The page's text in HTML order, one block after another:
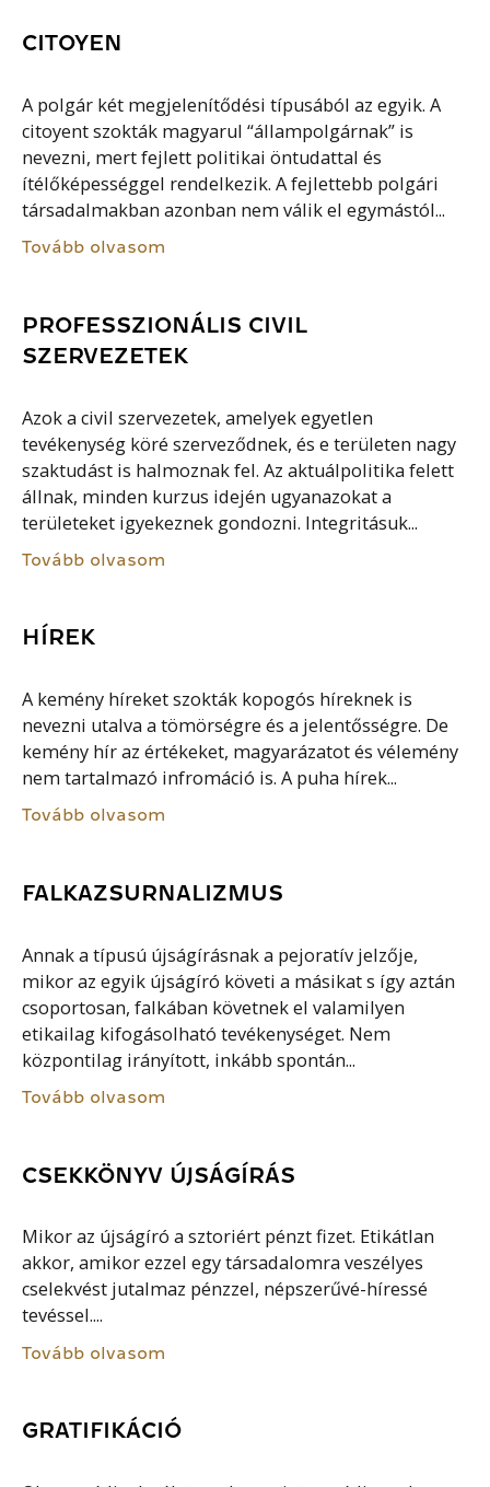
CITOYEN
A polgár két megjelenítődési típusából az egyik. A
citoyent szokták magyarul “állampolgárnak” is
nevezni, mert fejlett politikai öntudattal és
ítélőképességgel rendelkezik. A fejlettebb polgári
társadalmakban azonban nem válik el egymástól...
Tovább olvasom
PROFESSZIONÁLIS CIVIL
SZERVEZETEK
Azok a civil szervezetek, amelyek egyetlen
tevékenység köré szerveződnek, és e területen nagy
szaktudást is halmoznak fel. Az aktuálpolitika felett
állnak, minden kurzus idején ugyanazokat a
területeket igyekeznek gondozni. Integritásuk...
Tovább olvasom
HÍREK
A kemény híreket szokták kopogós híreknek is
nevezni utalva a tömörségre és a jelentősségre. De
kemény hír az értékeket, magyarázatot és vélemény
nem tartalmazó infromáció is. A puha hírek...
Tovább olvasom
FALKAZSURNALIZMUS
Annak a típusú újságírásnak a pejoratív jelzője,
mikor az egyik újságíró követi a másikat s így aztán
csoportosan, falkában követnek el valamilyen
etikailag kifogásolható tevékenységet. Nem
központilag irányított, inkább spontán...
Tovább olvasom
CSEKKÖNYV ÚJSÁGÍRÁS
Mikor az újságíró a sztoriért pénzt fizet. Etikátlan
akkor, amikor ezzel egy társadalomra veszélyes
cselekvést jutalmaz pénzzel, népszerűvé-híressé
tevéssel....
Tovább olvasom
GRATIFIKÁCIÓ